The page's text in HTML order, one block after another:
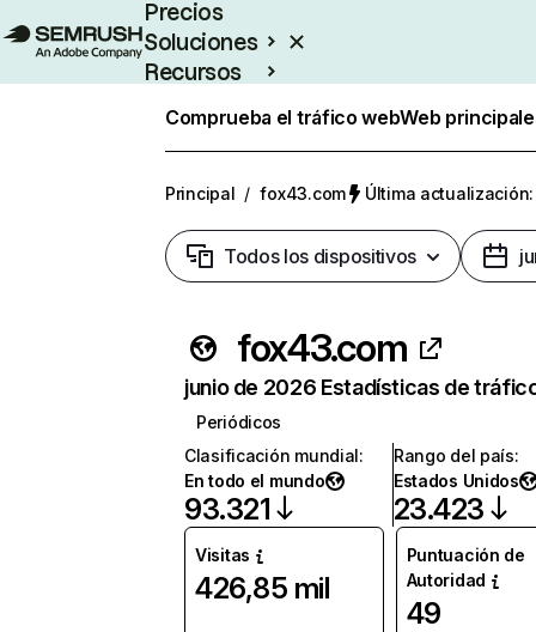
Precios
Soluciones
Recursos
Comprueba el tráfico webWeb
Principal / fox43.com Última
Todos los dispositivos
fox43.com
junio de 2026 Estadísticas de
Periódicos
Clasificación mundial:
En todo el mundo
93.321
Rango del país:
Estados Unidos
23.423
Visitas
426,85 mil
Puntuación de
Autoridad
49